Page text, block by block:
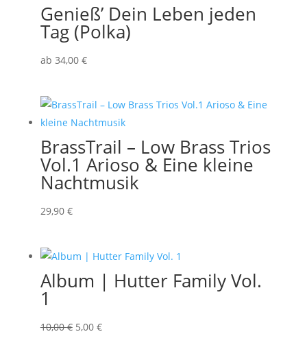
Genieß’ Dein Leben jeden
Tag (Polka)
ab 34,00 €
BrassTrail – Low Brass Trios
Vol.1 Arioso & Eine kleine
Nachtmusik
29,90 €
Album | Hutter Family Vol.
1
10,00€ Ursprünglicher
5,00 €Aktueller